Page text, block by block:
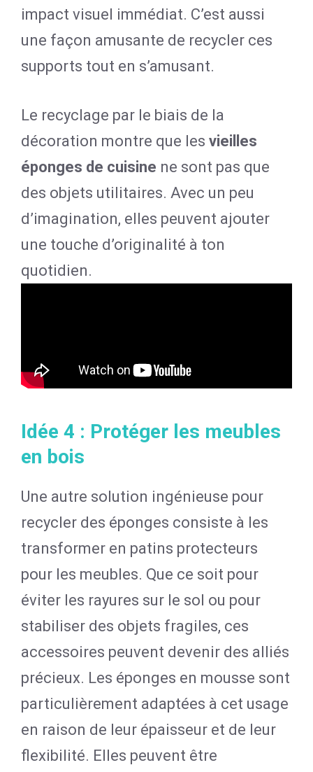
impact visuel immédiat. C’est aussi
une façon amusante de recycler ces
supports tout en s’amusant.
Le recyclage par le biais de la
décoration montre que les vieilles
éponges de cuisine ne sont pas que
des objets utilitaires. Avec un peu
d’imagination, elles peuvent ajouter
une touche d’originalité à ton
quotidien.
Idée 4 : Protéger les meubles
en bois
Une autre solution ingénieuse pour
recycler des éponges consiste à les
transformer en patins protecteurs
pour les meubles. Que ce soit pour
éviter les rayures sur le sol ou pour
stabiliser des objets fragiles, ces
accessoires peuvent devenir des alliés
précieux. Les éponges en mousse sont
particulièrement adaptées à cet usage
en raison de leur épaisseur et de leur
flexibilité. Elles peuvent être